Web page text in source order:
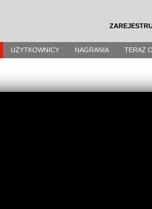
UŻYTKOWNICY NAGRANIA TERAZ